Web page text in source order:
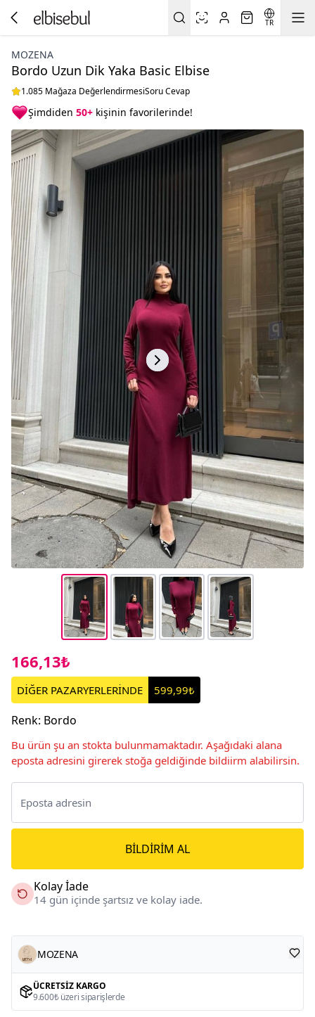
TR
MOZENA
Bordo Uzun Dik Yaka Basic Elbise
1.085 Mağaza DeğerlendirmesiSoru Cevap
Şimdiden 50+ kişinin favorilerinde!
166,13₺
DİĞER PAZARYERLERİNDE 599,99₺
Renk: Bordo
Bu ürün şu an stokta bulunmamaktadır. Aşağıdaki alana
eposta adresini girerek stoğa geldiğinde bildiirm alabilirsin.
BILDIRIM AL
Kolay İade
14 gün içinde şartsız ve kolay iade.
MOZENA
ÜCRETSIZ KARGO
9.600₺ üzeri siparişlerde